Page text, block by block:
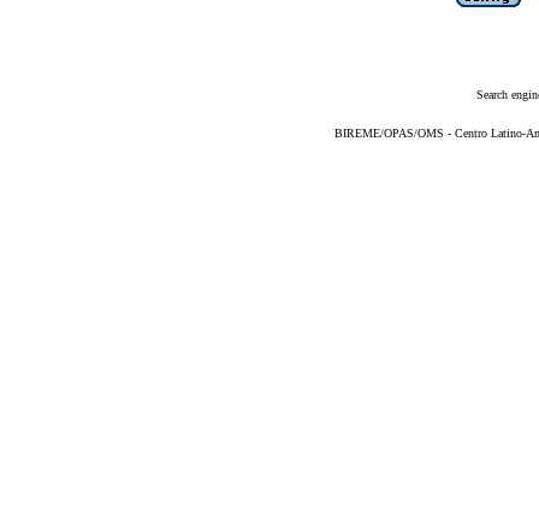
Search
BIREME/OPAS/OMS - Centro Latino-